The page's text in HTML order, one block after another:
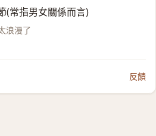
(常指男女關係而言)
浪漫了
反饋